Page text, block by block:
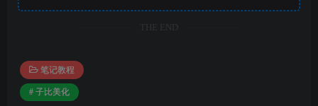
THE END
笔记教程
# 子比美化